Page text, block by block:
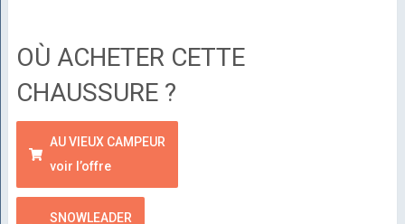
OÙ ACHETER CETTE
CHAUSSURE ?
AU VIEUX CAMPEUR
voir l’offre
SNOWLEADER